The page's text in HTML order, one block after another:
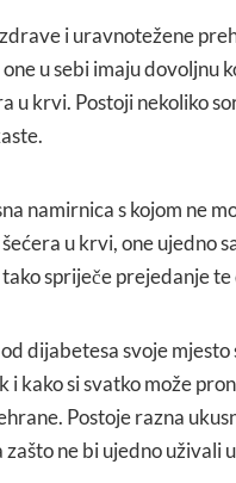
i uravnotežene
u sebi imaju dovoljnu
u krvi. Postoji nekoliko
namirnica s kojom ne
u krvi, one ujedno
spriječe prejedanje
dijabetesa svoje
i kako si svatko može
Postoje razna
ne bi ujedno uživali